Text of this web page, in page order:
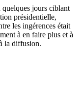
jours ciblant
présidentielle,
les ingérences était
à en faire plus et à
la diffusion.